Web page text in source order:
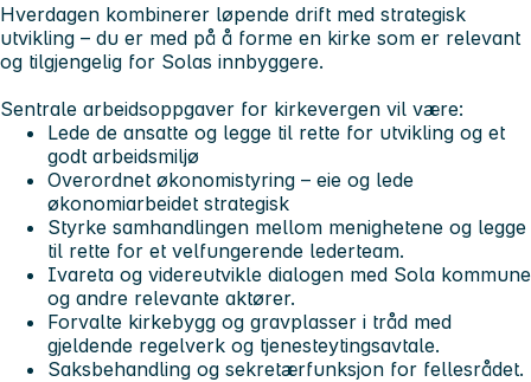
Hverdagen kombinerer løpende drift med strategisk
utvikling – du er med på å forme en kirke som er relevant
og tilgjengelig for Solas innbyggere.
Sentrale arbeidsoppgaver for kirkevergen vil være:
Lede de ansatte og legge til rette for utvikling og et
godt arbeidsmiljø
Overordnet økonomistyring – eie og lede
økonomiarbeidet strategisk
Styrke samhandlingen mellom menighetene og legge
til rette for et velfungerende lederteam.
Ivareta og videreutvikle dialogen med Sola kommune
og andre relevante aktører.
Forvalte kirkebygg og gravplasser i tråd med
gjeldende regelverk og tjenesteytingsavtale.
Saksbehandling og sekretærfunksjon for fellesrådet.